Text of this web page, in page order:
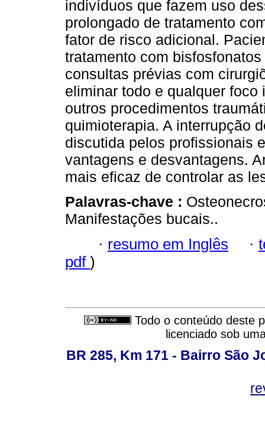
indivíduos que fazem uso
prolongado de tratamento
fator de risco adicional.
tratamento com
consultas prévias com
eliminar todo e qualquer
outros procedimentos
quimioterapia. A interrupção
discutida pelos profissionais
vantagens e desvantagens.
mais eficaz de controlar as
Palavras-chave :
Manifestações bucais..
· resumo em Inglês ·
pdf )
Todo o conteúdo deste
licenciado sob
BR 285, Km 171 - Bairro São